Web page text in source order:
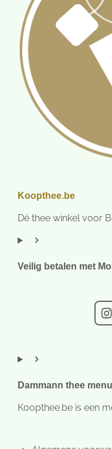
Koopthee.be
Dé thee winkel voor
Veilig betalen met
I
n
r
Dammann thee menu
Koopthee.be is een